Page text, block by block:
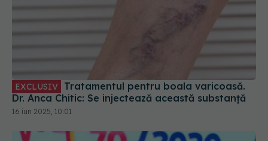
Dr. Anca Chitic: Se injectează această substanță
16 iun 2025, 10:01